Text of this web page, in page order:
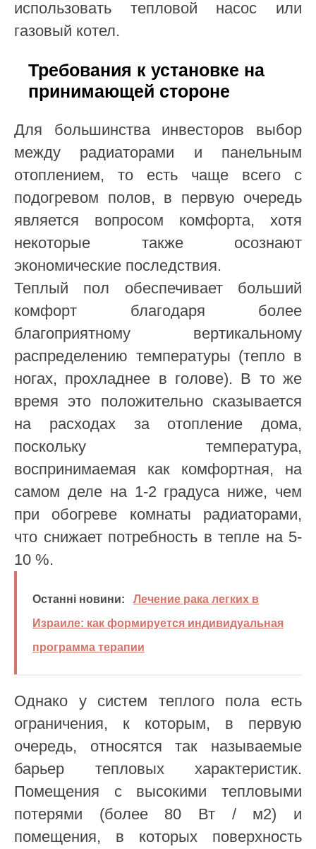
использовать тепловой насос или
газовый котел.
Требования к установке на
принимающей стороне
Для большинства инвесторов выбор
между радиаторами и панельным
отоплением, то есть чаще всего с
подогревом полов, в первую очередь
является вопросом комфорта, хотя
некоторые также осознают
экономические последствия.
Теплый пол обеспечивает больший
комфорт благодаря более
благоприятному вертикальному
распределению температуры (тепло в
ногах, прохладнее в голове). В то же
время это положительно сказывается
на расходах за отопление дома,
поскольку температура,
воспринимаемая как комфортная, на
самом деле на 1-2 градуса ниже, чем
при обогреве комнаты радиаторами,
что снижает потребность в тепле на 5-
10 %.
Останні новини:
Лечение рака легких в
Израиле: как формируется индивидуальная
программа терапии
Однако у систем теплого пола есть
ограничения, к которым, в первую
очередь, относятся так называемые
барьер тепловых характеристик.
Помещения с высокими тепловыми
потерями (более 80 Вт / м2) и
помещения, в которых поверхность